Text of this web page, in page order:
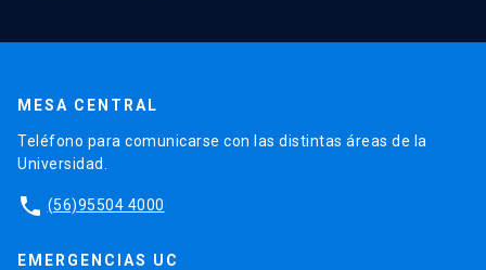
MESA CENTRAL
Teléfono para comunicarse con las distintas áreas de la
Universidad.
phone (56)95504 4000
EMERGENCIAS UC